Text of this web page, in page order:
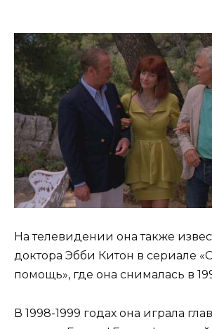
На телевидении она также
доктора Эбби Китон в сериале
помощь», где она снималась в
В 1998-1999 годах она играла